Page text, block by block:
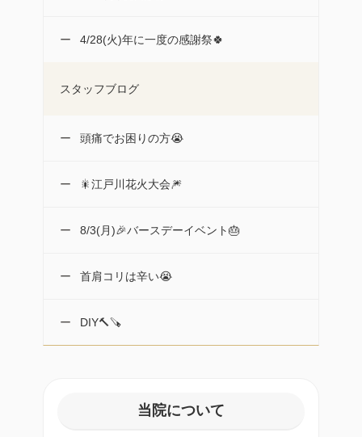
4/28(火)年に一度の感謝祭🍀
スタッフブログ
頭痛でお困りの方😭
🎇江戸川花火大会🎆
8/3(月)🎉バースデーイベント🎂
首肩コリは辛い😭
DIY🔨🪚
当院について